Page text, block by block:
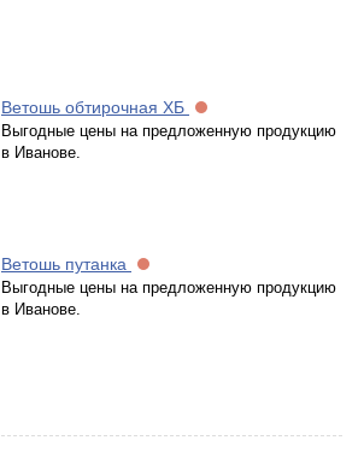
Ветошь обтирочная ХБ
Выгодные цены на предложенную продукцию
в Иванове.
Ветошь путанка
Выгодные цены на предложенную продукцию
в Иванове.